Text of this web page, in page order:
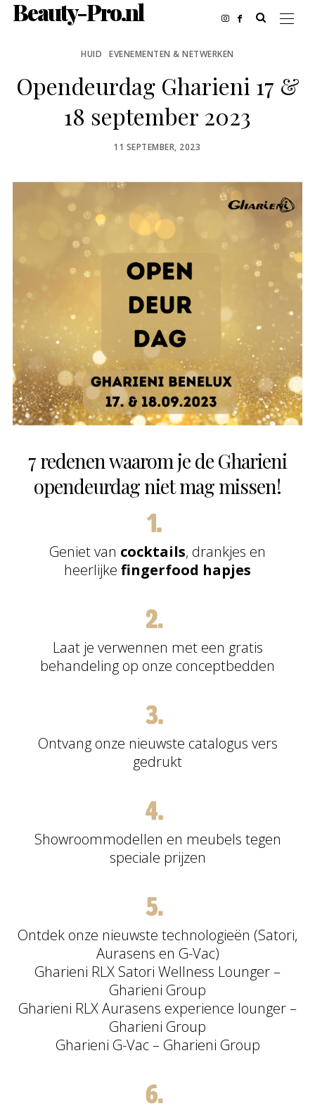
Beauty-Pro.nl
HUID EVENEMENTEN & NETWERKEN
Opendeurdag Gharieni 17 &
18 september 2023
POSTED
11 SEPTEMBER, 2023
7 redenen waarom je de Gharieni
opendeurdag niet mag missen!
Geniet van cocktails, drankjes en
heerlijke fingerfood hapjes
Laat je verwennen met een gratis
behandeling op onze conceptbedden
Ontvang onze nieuwste catalogus vers
gedrukt
Showroommodellen en meubels tegen
speciale prijzen
Ontdek onze nieuwste technologieën (Satori,
Aurasens en G-Vac)
Gharieni RLX Satori Wellness Lounger –
Gharieni Group
Gharieni RLX Aurasens experience lounger –
Gharieni Group
Gharieni G-Vac – Gharieni Group